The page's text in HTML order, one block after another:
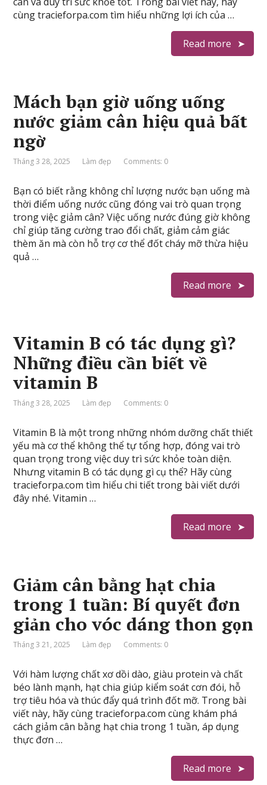
cùng tracieforpa.com tìm hiểu những lợi ích của …
Read more
Mách bạn giờ uống uống
nước giảm cân hiệu quả bất
ngờ
Tháng 3 28, 2025 Làm đẹp Comments: 0
Bạn có biết rằng không chỉ lượng nước bạn uống mà
thời điểm uống nước cũng đóng vai trò quan trọng
trong việc giảm cân? Việc uống nước đúng giờ không
chỉ giúp tăng cường trao đổi chất, giảm cảm giác
thèm ăn mà còn hỗ trợ cơ thể đốt cháy mỡ thừa hiệu
quả …
Read more
Vitamin B có tác dụng gì?
Những điều cần biết về
vitamin B
Tháng 3 28, 2025 Làm đẹp Comments: 0
Vitamin B là một trong những nhóm dưỡng chất thiết
yếu mà cơ thể không thể tự tổng hợp, đóng vai trò
quan trọng trong việc duy trì sức khỏe toàn diện.
Nhưng vitamin B có tác dụng gì cụ thể? Hãy cùng
tracieforpa.com tìm hiểu chi tiết trong bài viết dưới
đây nhé. Vitamin …
Read more
Giảm cân bằng hạt chia
trong 1 tuần: Bí quyết đơn
giản cho vóc dáng thon gọn
Tháng 3 21, 2025 Làm đẹp Comments: 0
Với hàm lượng chất xơ dồi dào, giàu protein và chất
béo lành mạnh, hạt chia giúp kiểm soát cơn đói, hỗ
trợ tiêu hóa và thúc đẩy quá trình đốt mỡ. Trong bài
viết này, hãy cùng tracieforpa.com cùng khám phá
cách giảm cân bằng hạt chia trong 1 tuần, áp dụng
thực đơn …
Read more